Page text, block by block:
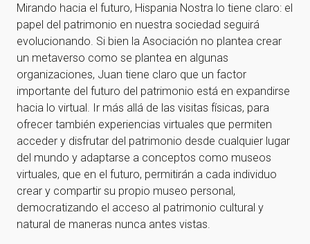
Mirando hacia el futuro, Hispania Nostra lo tiene claro: el
papel del patrimonio en nuestra sociedad seguirá
evolucionando. Si bien la Asociación no plantea crear
un metaverso como se plantea en algunas
organizaciones, Juan tiene claro que un factor
importante del futuro del patrimonio está en expandirse
hacia lo virtual. Ir más allá de las visitas físicas, para
ofrecer también experiencias virtuales que permiten
acceder y disfrutar del patrimonio desde cualquier lugar
del mundo y adaptarse a conceptos como museos
virtuales, que en el futuro, permitirán a cada individuo
crear y compartir su propio museo personal,
democratizando el acceso al patrimonio cultural y
natural de maneras nunca antes vistas.